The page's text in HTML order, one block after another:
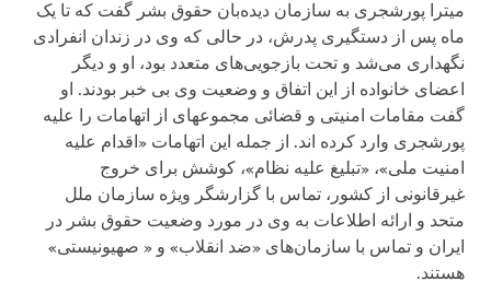
میترا پورشجری به سازمان دیده‌بان حقوق بشر گفت که تا یک
ماه پس از دستگیری پدرش، در حالی ‌که وی در زندان انفرادی
نگهداری می‌شد و تحت بازجویی‌های متعدد بود، او و دیگر
اعضای خانواده از این اتفاق و وضعیت وی بی خبر بودند. او
گفت مقامات امنیتی و قضائی مجموعه‏ای از اتهامات را علیه
پورشجری وارد کرده اند. از جمله این اتهامات «اقدام علیه
امنیت ملی»، «تبلیغ علیه نظام»، کوشش برای خروج
غیرقانونی از کشور، تماس با گزارشگر ویژه سازمان ملل
متحد و ارائه اطلاعات به وی در مورد وضعیت حقوق بشر در
ایران و تماس با سازمان‌های «ضد انقلاب» و « صهیونیستی»
هستند.